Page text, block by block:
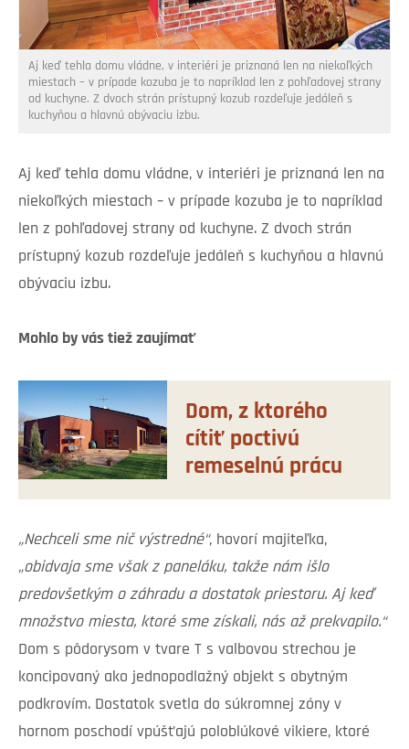
Aj keď tehla domu vládne, v interiéri je priznaná len na niekoľkých
miestach – v prípade kozuba je to napríklad len z pohľadovej strany
od kuchyne. Z dvoch strán prístupný kozub rozdeľuje jedáleň s
kuchyňou a hlavnú obývaciu izbu.
Aj keď tehla domu vládne, v interiéri je priznaná len na
niekoľkých miestach – v prípade kozuba je to napríklad
len z pohľadovej strany od kuchyne. Z dvoch strán
prístupný kozub rozdeľuje jedáleň s kuchyňou a hlavnú
obývaciu izbu.
Mohlo by vás tiež zaujímať
Dom, z ktorého
cítiť poctivú
remeselnú prácu
„Nechceli sme nič výstredné“, hovorí majiteľka,
„obidvaja sme však z paneláku, takže nám išlo
predovšetkým o záhradu a dostatok priestoru. Aj keď
množstvo miesta, ktoré sme získali, nás až prekvapilo.“
Dom s pôdorysom v tvare T s valbovou strechou je
koncipovaný ako jednopodlažný objekt s obytným
podkrovím. Dostatok svetla do súkromnej zóny v
hornom poschodí vpúšťajú poloblúkové vikiere, ktoré